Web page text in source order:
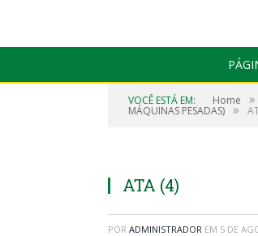
VOCÊ ESTÁ EM: Home »
MÁQUINAS PESADAS) »
ATA (4)
POR ADMINISTRADOR EM 5 DE